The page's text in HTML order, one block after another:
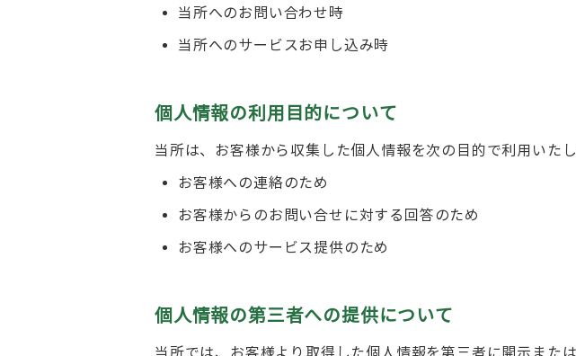
当所へのお問い合わせ時
当所へのサービスお申し込み時
個人情報の利用目的について
当所は、お客様から収集した個人情報を次の目的で利用いたし
お客様への連絡のため
お客様からのお問い合せに対する回答のため
お客様へのサービス提供のため
個人情報の第三者への提供について